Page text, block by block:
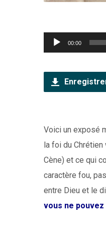
Lecteur
audio
00:00
Voici un exposé
la foi du
Cène) et ce qui
caractère fou,
entre Dieu et le
vous ne